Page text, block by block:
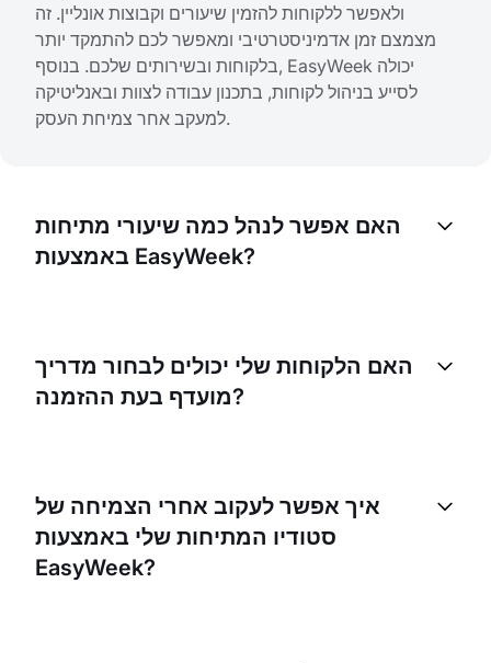
ולאפשר ללקוחות להזמין שיעורים וקבוצות אונליין. זה
מצמצם זמן אדמיניסטרטיבי ומאפשר לכם להתמקד יותר
בלקוחות ובשירותים שלכם. בנוסף, EasyWeek יכולה
לסייע בניהול לקוחות, בתכנון עבודה לצוות ובאנליטיקה
למעקב אחר צמיחת העסק.
האם אפשר לנהל כמה שיעורי מתיחות
באמצעות EasyWeek?
לשייך אנשי צוות ולהגביל את מספר המשתתפים בכל
שיעור.
האם הלקוחות שלי יכולים לבחור מדריך
מועדף בעת ההזמנה?
שביעות הרצון ולשפר את שימור הלקוחות.
איך אפשר לעקוב אחרי הצמיחה של
סטודיו המתיחות שלי באמצעות
EasyWeek?